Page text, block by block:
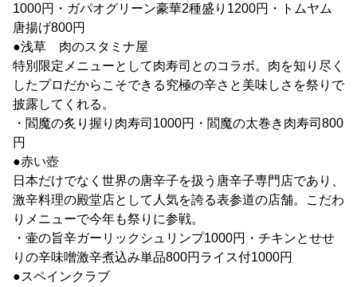
1000円・ガパオグリーン豪華2種盛り1200円・トムヤム
唐揚げ800円
●浅草 肉のスタミナ屋
特別限定メニューとして肉寿司とのコラボ。肉を知り尽く
したプロだからこそできる究極の辛さと美味しさを祭りで
披露してくれる。
・閻魔の炙り握り肉寿司1000円・閻魔の太巻き肉寿司800
円
●赤い壺
日本だけでなく世界の唐辛子を扱う唐辛子専門店であり、
激辛料理の殿堂店として人気を誇る表参道の店舗。こだわ
りメニューで今年も祭りに参戦。
・壷の旨辛ガーリックシュリンプ1000円・チキンとせせ
りの辛味噌激辛煮込み単品800円ライス付1000円
●スペインクラブ